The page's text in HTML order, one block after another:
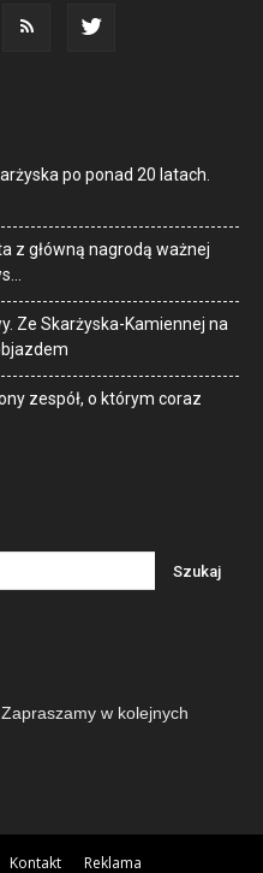
po ponad 20 latach.
z główną nagrodą ważnej
Ze Skarżyska-Kamiennej na
zespół, o którym coraz
w kolejnych
Kontakt Reklama